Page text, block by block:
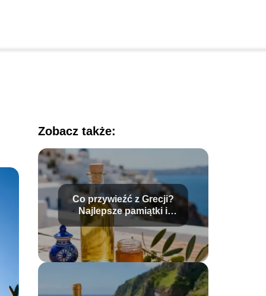
Zobacz także:
Co przywieźć z Grecji?
Najlepsze pamiątki i
lokalne produkty